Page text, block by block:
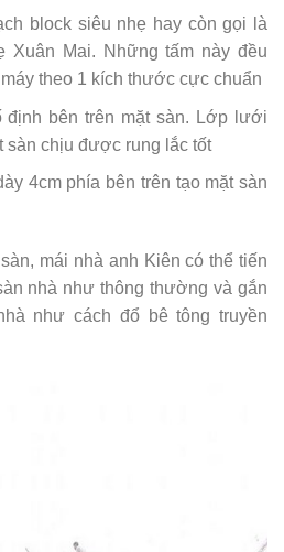
block siêu nhẹ hay còn gọi là
Xuân Mai. Những tấm này đều
theo 1 kích thước cực chuẩn
bên trên mặt sàn. Lớp lưới
sàn chịu được rung lắc tốt
4cm phía bên trên tạo mặt sàn
mái nhà anh Kiên có thể tiến
nhà như thông thường và gắn
như cách đổ bê tông truyền